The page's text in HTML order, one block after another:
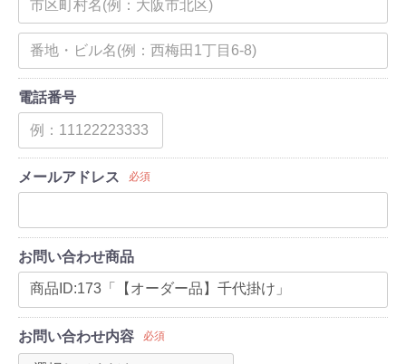
電話番号
メールアドレス 必須
お問い合わせ商品
お問い合わせ内容 必須